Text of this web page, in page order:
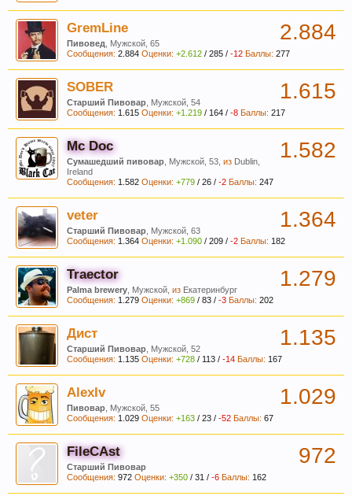
Пиво богато антиоксидантами, которые
приходят из хмеля и солода, из которых оно
состоит. Эти антиоксиданты предотвратят рак.
Пиво содержит витамин В, который помогает
нам поддерживать здоровую кожу, нужный
мышечный тонус, борется с заболеваниями
сердечно-сосудистой и иммунной системы.
2.884
GremLine
Пивовед , Мужской, 65
Сообщения: 2.884 Оценки: +2.612 / 285 / -12 Баллы: 277
1.615
SOBER
Старший Пивовар , Мужской, 54
Сообщения: 1.615 Оценки: +1.219 / 164 / -8 Баллы: 217
1.582
Mc Doc
Сумашедший пивовар , Мужской, 53, из Dublin,
Ireland
Сообщения: 1.582 Оценки: +779 / 26 / -2 Баллы: 247
1.364
veter
Старший Пивовар , Мужской, 63
Сообщения: 1.364 Оценки: +1.090 / 209 / -2 Баллы: 182
1.279
Traector
Palma brewery , Мужской, из Екатеринбург
Сообщения: 1.279 Оценки: +869 / 83 / -3 Баллы: 202
1.135
Дист
Старший Пивовар , Мужской, 52
Сообщения: 1.135 Оценки: +728 / 113 / -14 Баллы: 167
1.029
AlexIv
Пивовар , Мужской, 55
Сообщения: 1.029 Оценки: +163 / 23 / -52 Баллы: 67
972
FileCAst
Старший Пивовар
Сообщения: 972 Оценки: +350 / 31 / -6 Баллы: 162